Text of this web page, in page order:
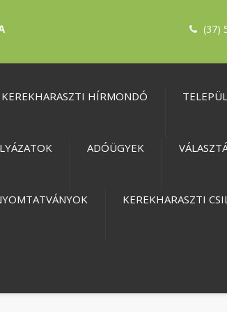
(37)
KEREKHARASZTI HÍRMONDÓ
ADÓÜGYEK
KEREKHARASZTI